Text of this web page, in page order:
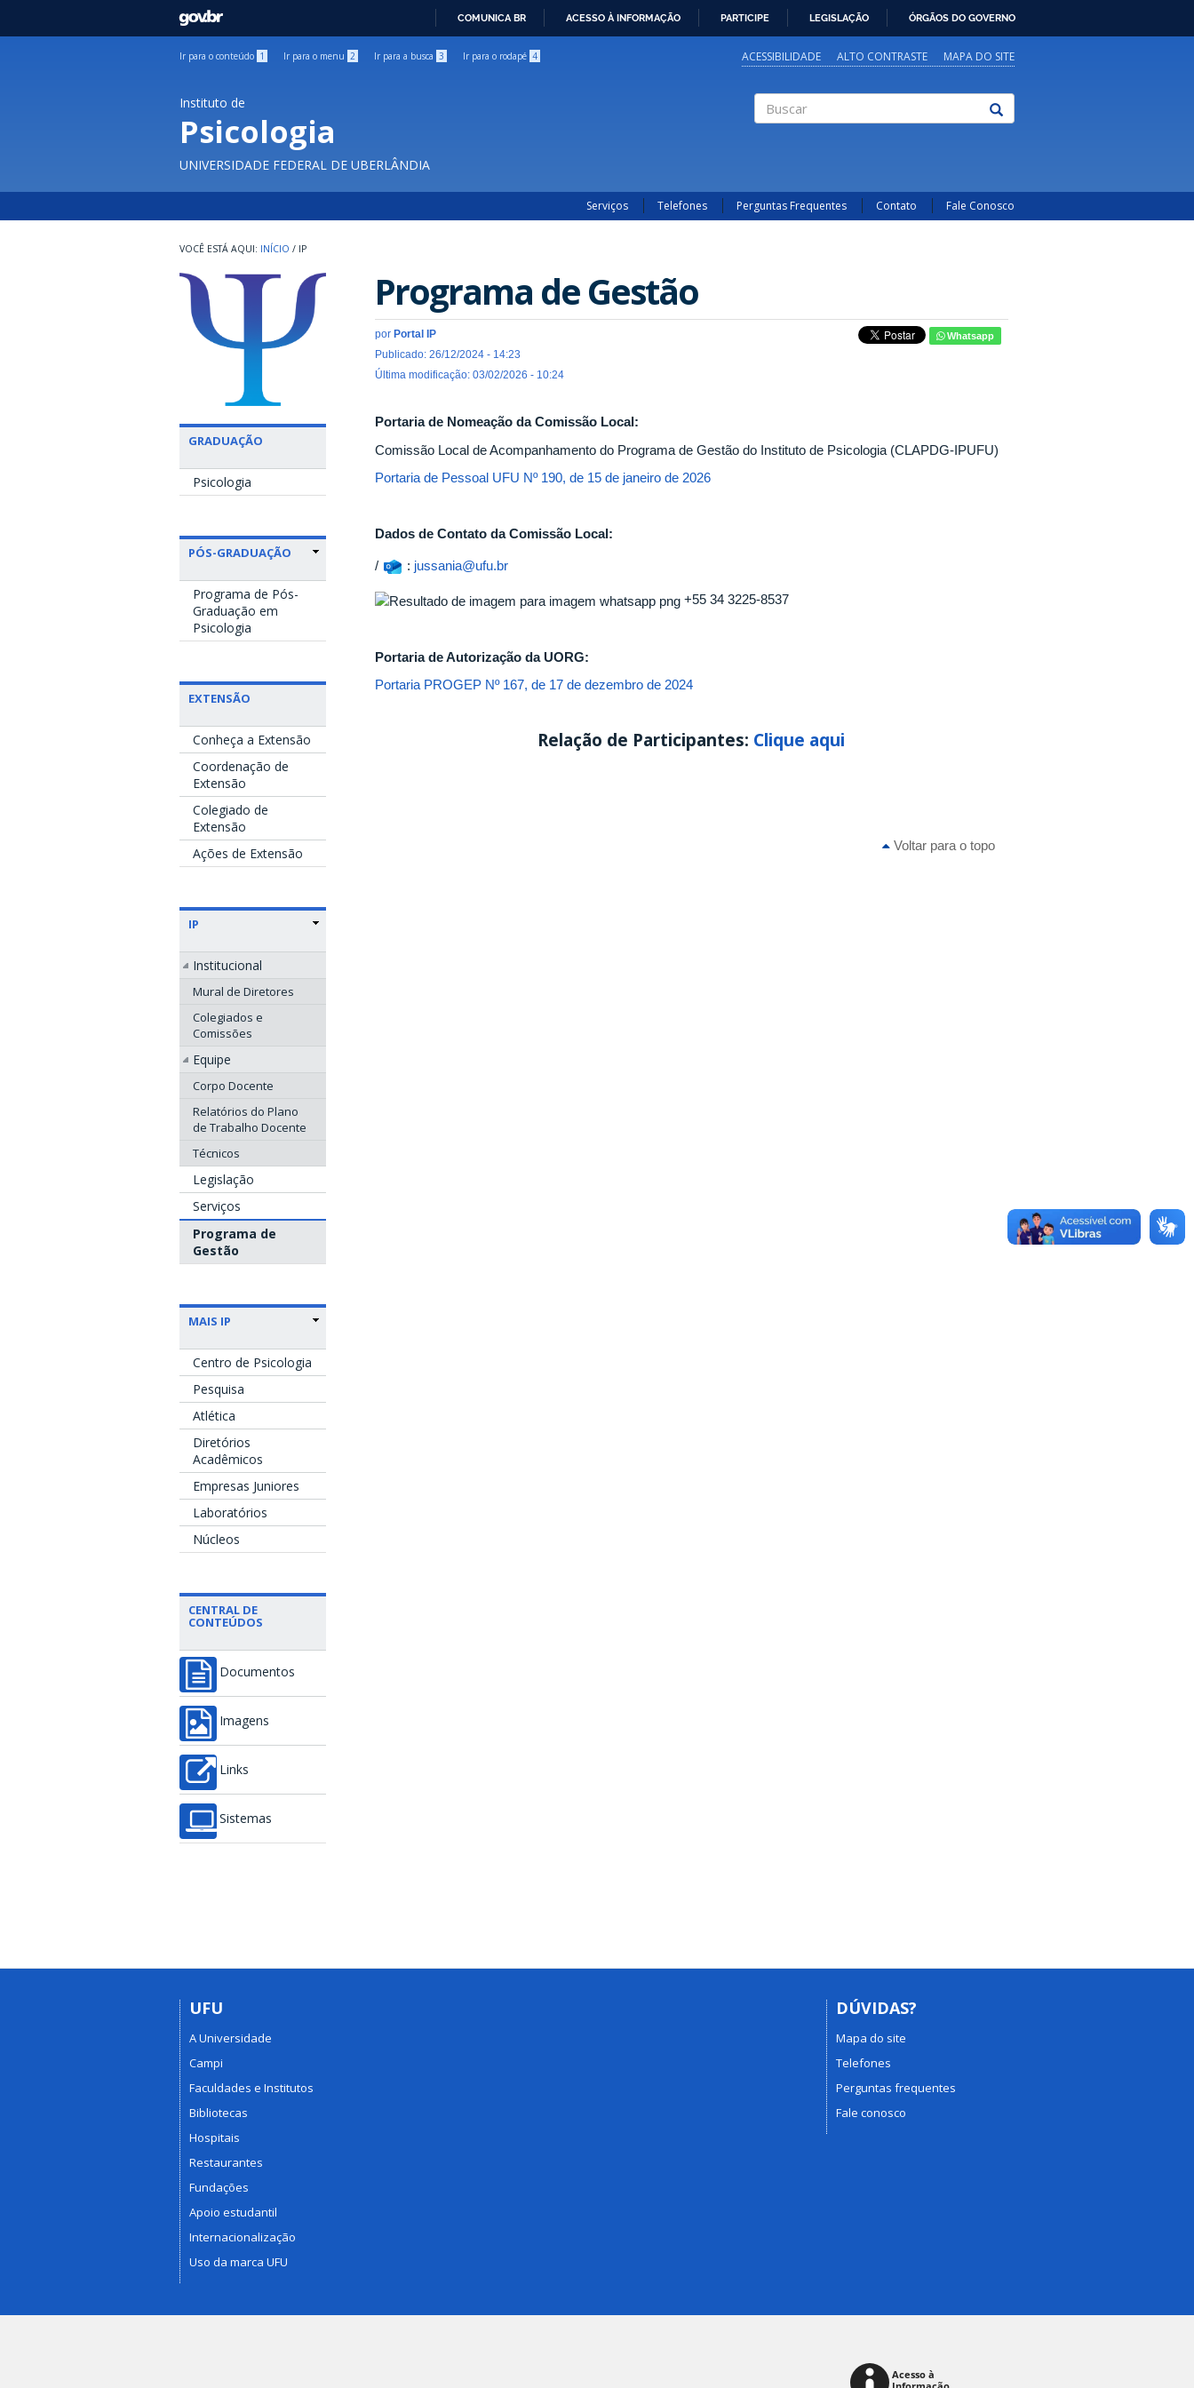
GOVBR
COMUNICA BR ACESSO À INFORMAÇÃO PARTICIPE LEGISLAÇÃO ÓRGÃOS DO GOVERNO
Ir para o conteúdo 1 Ir para o menu 2 Ir para a busca 3 Ir para o rodapé 4 ACESSIBILIDADE ALTO CONTRASTE MAPA DO SITE
Instituto de
Psicologia
UNIVERSIDADE FEDERAL DE UBERLÂNDIA
Serviços Telefones Perguntas Frequentes Contato Fale Conosco
INÍCIO / IP
GRADUAÇÃO
Psicologia
PÓS-GRADUAÇÃO
Programa de Pós-
Graduação em
Psicologia
EXTENSÃO
Conheça a Extensão
Coordenação de
Extensão
Colegiado de
Extensão
Ações de Extensão
IP
Institucional
Mural de Diretores
Colegiados e
Comissões
Equipe
Corpo Docente
Relatórios do Plano
de Trabalho Docente
Técnicos
Legislação
Serviços
Programa de
Gestão
MAIS IP
Centro de Psicologia
Pesquisa
Atlética
Diretórios
Acadêmicos
Empresas Juniores
Laboratórios
Núcleos
CENTRAL DE
CONTEÚDOS
Documentos
Imagens
Links
Sistemas
Programa de Gestão
por Portal IP
Publicado: 26/12/2024 - 14:23
Última modificação: 03/02/2026 - 10:24
Whatsapp
Portaria de Nomeação da Comissão Local:
Comissão Local de Acompanhamento do Programa de Gestão do Instituto de Psicologia (CLAPDG-IPUFU)
Portaria de Pessoal UFU Nº 190, de 15 de janeiro de 2026
Dados de Contato da Comissão Local:
/ : jussania@ufu.br
+55 34 3225-8537
Portaria de Autorização da UORG:
Portaria PROGEP Nº 167, de 17 de dezembro de 2024
Relação de Participantes: Clique aqui
Voltar para o topo
UFU
A Universidade
Campi
Faculdades e Institutos
Bibliotecas
Hospitais
Restaurantes
Fundações
Apoio estudantil
Internacionalização
Uso da marca UFU
DÚVIDAS?
Mapa do site
Telefones
Perguntas frequentes
Fale conosco